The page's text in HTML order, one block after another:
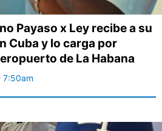
Payaso x Ley recibe a su
Cuba y lo carga por
de La Habana
7:50am